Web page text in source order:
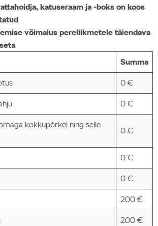
katuseraam ja -boks on koos
võimalus pereliikmetele täiendava
Summa
0 €
0 €
kokkupõrkel ning selle
0 €
0 €
0 €
200 €
200 €